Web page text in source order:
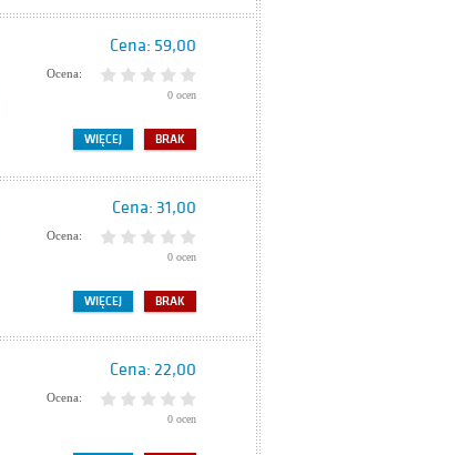
Cena: 59,00
Ocena:
0 ocen
BRAK
WIĘCEJ
Cena: 31,00
Ocena:
0 ocen
BRAK
WIĘCEJ
Cena: 22,00
Ocena:
0 ocen